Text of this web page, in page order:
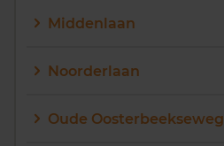
Middenlaan
Noorderlaan
Oude Oosterbeekseweg